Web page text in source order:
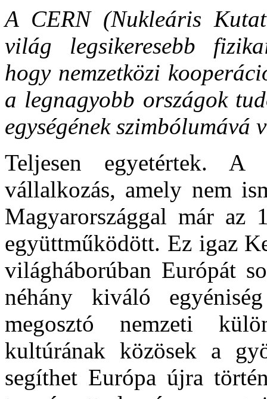
A CERN (Nukleáris
világ legsikeresebb
hogy nemzetközi
a legnagyobb országok
egységének szimbólumává
Teljesen egyetértek. A
vállalkozás, amely nem
Magyarországgal már az
együttműködött. Ez igaz
világháborúban Európát
néhány kiváló
megosztó nemzeti
kultúrának közösek a
segíthet Európa újra